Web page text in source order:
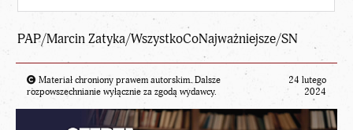
PAP/Marcin Zatyka/WszystkoCoNajważniejsze/SN
Materiał chroniony prawem autorskim. Dalsze
rozpowszechnianie wyłącznie za zgodą wydawcy.
24 lutego
2024